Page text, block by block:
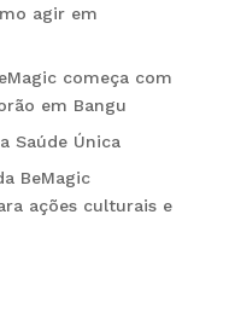
agir em
começa com
em Bangu
Saúde Única
BeMagic
ações culturais e